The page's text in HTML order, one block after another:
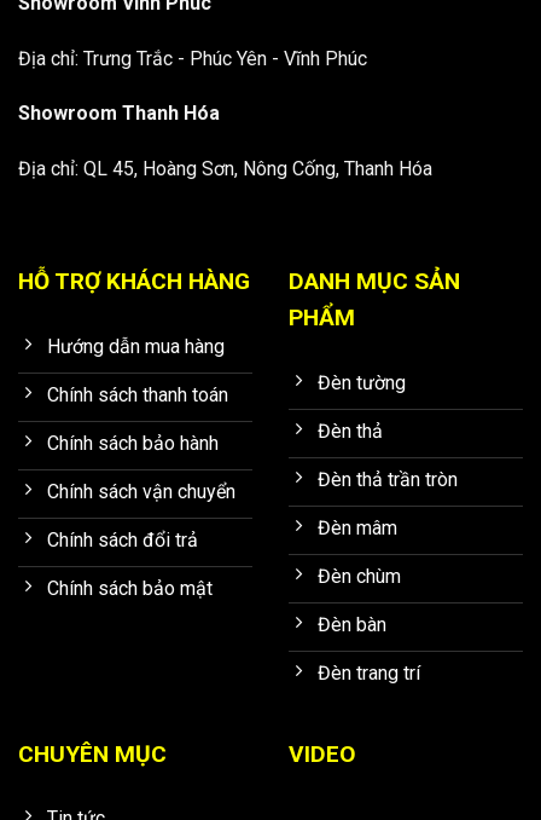
Địa chỉ: Trưng Trắc - Phúc Yên - Vĩnh Phúc
Showroom Thanh Hóa
Địa chỉ: QL 45, Hoàng Sơn, Nông Cống, Thanh Hóa
HỖ TRỢ KHÁCH HÀNG
Hướng dẫn mua hàng
Chính sách thanh toán
Chính sách bảo hành
Chính sách vận chuyển
Chính sách đổi trả
Chính sách bảo mật
DANH MỤC SẢN
PHẨM
Đèn tường
Đèn thả
Đèn thả trần tròn
Đèn mâm
Đèn chùm
Đèn bàn
Đèn trang trí
CHUYÊN MỤC VIDEO